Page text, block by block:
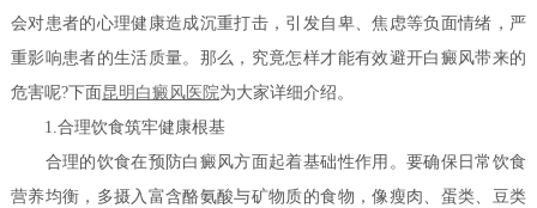
会对患者的心理健康造成沉重打击，引发自卑、焦虑等负面情绪，严
重影响患者的生活质量。那么，究竟怎样才能有效避开白癜风带来的
危害呢?下面昆明白癜风医院为大家详细介绍。
1.合理饮食筑牢健康根基
合理的饮食在预防白癜风方面起着基础性作用。要确保日常饮食
营养均衡，多摄入富含酪氨酸与矿物质的食物，像瘦肉、蛋类、豆类